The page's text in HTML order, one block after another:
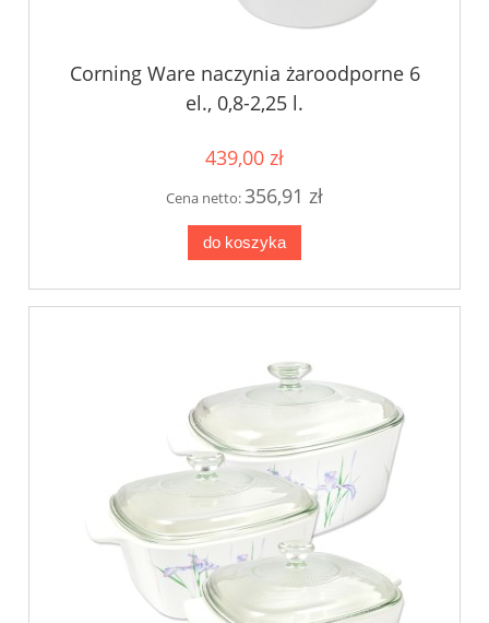
Corning Ware naczynia żaroodporne 6
el., 0,8-2,25 l.
439,00 zł
Cena netto:356,91 zł
do koszyka